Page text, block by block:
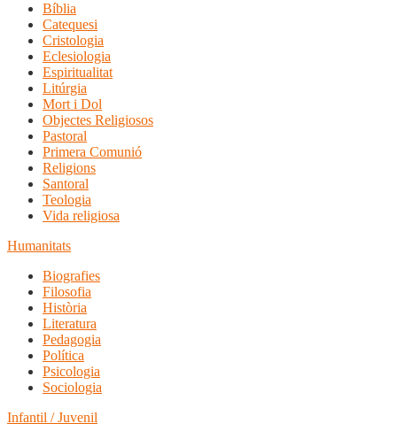
Bíblia
Catequesi
Cristologia
Eclesiologia
Espiritualitat
Litúrgia
Mort i Dol
Objectes Religiosos
Pastoral
Primera Comunió
Religions
Santoral
Teologia
Vida religiosa
Humanitats
Biografies
Filosofia
Història
Literatura
Pedagogia
Política
Psicologia
Sociologia
Infantil / Juvenil